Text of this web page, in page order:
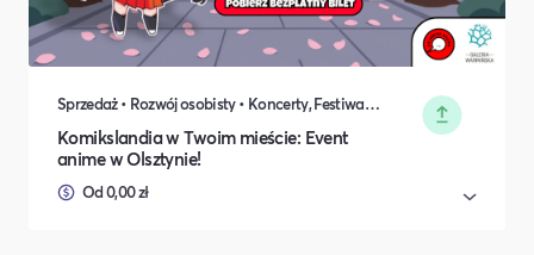
Sprzedaż • Rozwój osobisty • Koncerty, Festiwale, Rozrywka • DIY, Majsterkowanie, Hobby • Rodzina i relacje międzyludzkie
Komikslandia w Twoim mieście: Event
anime w Olsztynie!
Od 0,00 zł